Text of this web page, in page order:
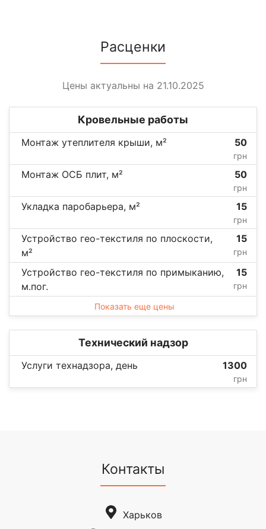
Расценки
Цены актуальны на 21.10.2025
Кровельные работы
Монтаж утеплителя крыши, м² 50
грн
Монтаж ОСБ плит, м² 50
грн
Укладка паробарьера, м² 15
грн
Устройство гео-текстиля по плоскости,
м²
15
грн
Устройство гео-текстиля по примыканию,
м.пог.
15
грн
Показать еще цены
Технический надзор
Услуги технадзора, день 1300
грн
Контакты
Харьков